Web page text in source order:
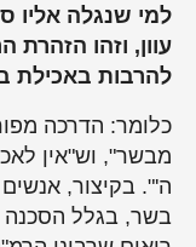
למי שנגלה אליו
עוון, וזהו
להרבות באכילת
כלומר: הדרכה
מבשר", וש"אין
ה'". בקיצור, אנשים
בשר, בגלל הסכנה